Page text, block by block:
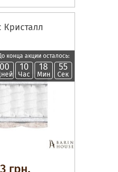
Кристалл
конца акции осталось:
00 10
Час
18
Мин
54
Сек
грн.